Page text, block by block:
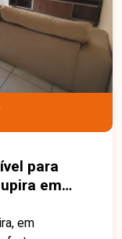
em
em